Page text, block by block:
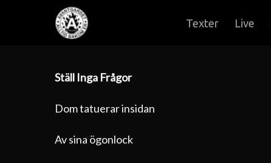
Texter Live
Ställ Inga Frågor
Dom tatuerar insidan
Av sina ögonlock